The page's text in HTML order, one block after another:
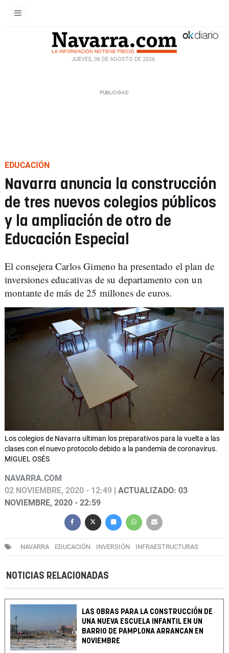
JUEVES, 06 DE AGOSTO DE 2026
EDUCACIÓN
Navarra anuncia la construcción
de tres nuevos colegios públicos
y la ampliación de otro de
Educación Especial
El consejera Carlos Gimeno ha presentado el plan de
inversiones educativas de su departamento con un
montante de más de 25 millones de euros.
Los colegios de Navarra ultiman los preparativos para la vuelta a las
clases con el nuevo protocolo debido a la pandemia de coronavirus.
MIGUEL OSÉS
NAVARRA.COM
02 NOVIEMBRE, 2020 - 12:49 | ACTUALIZADO: 03
NOVIEMBRE, 2020 - 22:59
NAVARRA EDUCACIÓN INVERSIÓN INFRAESTRUCTURAS
NOTICIAS RELACIONADAS
LAS OBRAS PARA LA CONSTRUCCIÓN DE
UNA NUEVA ESCUELA INFANTIL EN UN
BARRIO DE PAMPLONA ARRANCAN EN
NOVIEMBRE